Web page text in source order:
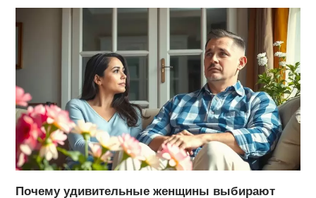
Почему удивительные женщины выбирают